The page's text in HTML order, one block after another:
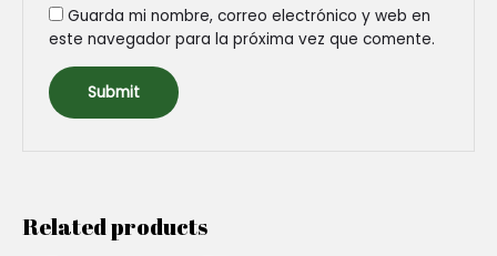
Guarda mi nombre, correo electrónico y web en
este navegador para la próxima vez que comente.
Related products